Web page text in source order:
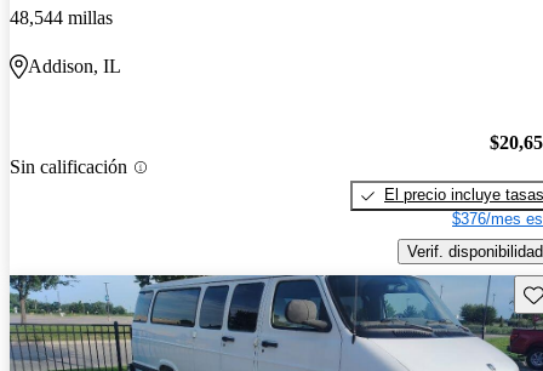
48,544 millas
Addison, IL
Sin calificación
El precio incluye tasas
$376/mes
Verif. disponibilidad